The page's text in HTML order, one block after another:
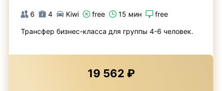
6 4 Kiwi free 15 мин free
Трансфер бизнес-класса для группы 4-6 человек.
19 562 ₽